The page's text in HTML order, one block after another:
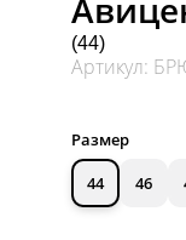
(44)
Артикул:
Размер
44
46